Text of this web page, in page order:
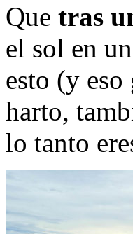
Que tras
el sol en
esto (y
harto,
lo tanto